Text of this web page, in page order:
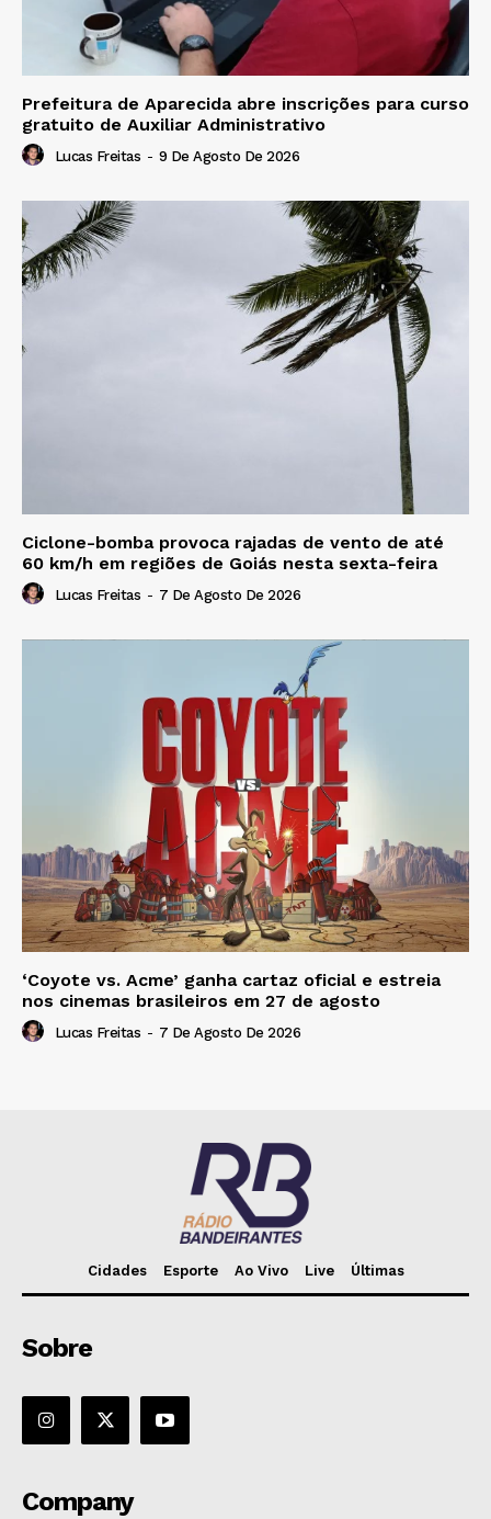
Prefeitura de Aparecida abre inscrições para curso
gratuito de Auxiliar Administrativo
Lucas Freitas - 9 De Agosto De 2026
Ciclone-bomba provoca rajadas de vento de até
60 km/h em regiões de Goiás nesta sexta-feira
Lucas Freitas - 7 De Agosto De 2026
‘Coyote vs. Acme’ ganha cartaz oficial e estreia
nos cinemas brasileiros em 27 de agosto
Lucas Freitas - 7 De Agosto De 2026
Cidades Esporte Ao Vivo Live Últimas
Sobre
Company